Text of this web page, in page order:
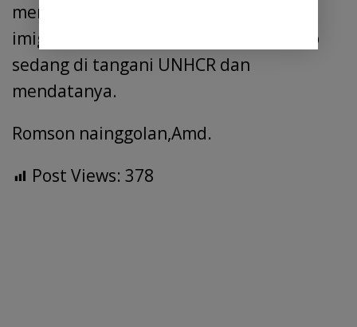
mendatangi dan menolak kehadiran
imigran, juga pihak penanggung jawab
sedang di tangani UNHCR dan
mendatanya.
Romson nainggolan,Amd.
Post Views: 378